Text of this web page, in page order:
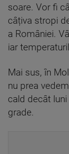
soare. Vor fi
câțiva stropi
a României.
iar
Mai sus, în
nu prea
cald decât
grade.